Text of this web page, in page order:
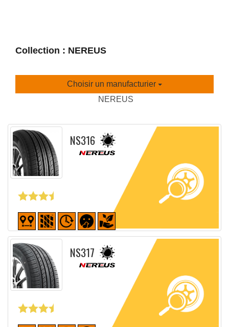
Collection : NEREUS
Choisir un manufacturier
NEREUS
NS316
Fiche détaillée
NS317